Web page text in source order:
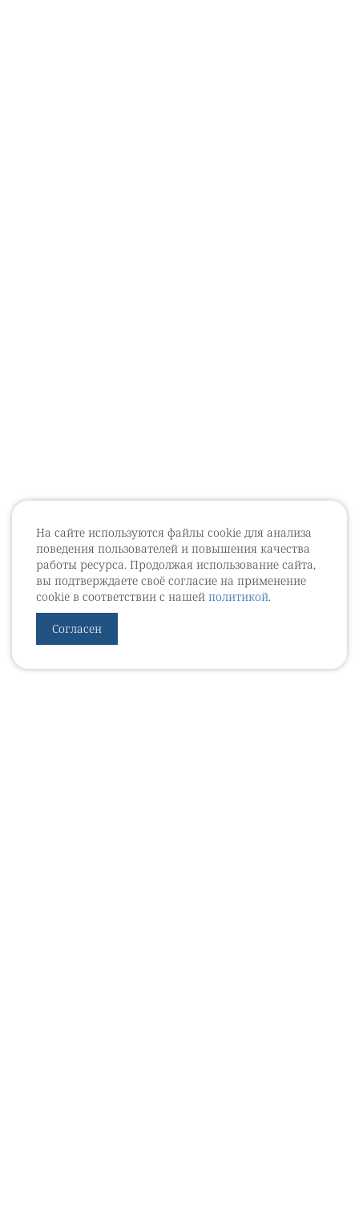
На сайте используются файлы cookie для анализа
поведения пользователей и повышения качества
работы ресурса. Продолжая использование сайта,
вы подтверждаете своё согласие на применение
cookie в соответствии с нашей политикой.
Согласен